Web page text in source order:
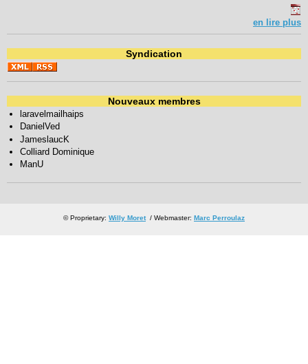
en lire plus
Syndication
Nouveaux membres
laravelmailhaips
DanielVed
JameslaucK
Colliard Dominique
ManU
© Proprietary: Willy Moret/ Webmaster: Marc Perroulaz